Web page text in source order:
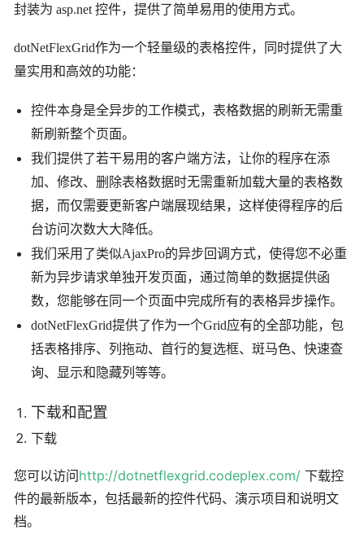
封装为 asp.net 控件，提供了简单易用的使用方式。
dotNetFlexGrid作为一个轻量级的表格控件，同时提供了大
量实用和高效的功能：
控件本身是全异步的工作模式，表格数据的刷新无需重
新刷新整个页面。
我们提供了若干易用的客户端方法，让你的程序在添
加、修改、删除表格数据时无需重新加载大量的表格数
据，而仅需要更新客户端展现结果，这样使得程序的后
台访问次数大大降低。
我们采用了类似AjaxPro的异步回调方式，使得您不必重
新为异步请求单独开发页面，通过简单的数据提供函
数，您能够在同一个页面中完成所有的表格异步操作。
dotNetFlexGrid提供了作为一个Grid应有的全部功能，包
括表格排序、列拖动、首行的复选框、斑马色、快速查
询、显示和隐藏列等等。
下载和配置
下载
您可以访问http://dotnetflexgrid.codeplex.com/ 下载控
件的最新版本，包括最新的控件代码、演示项目和说明文
档。